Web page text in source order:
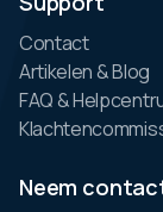
Contact
Artikelen & Blog
FAQ &
Neem